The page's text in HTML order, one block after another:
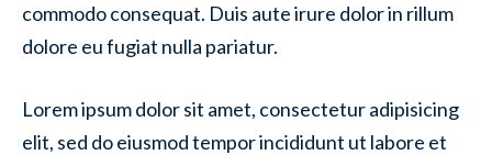
commodo consequat. Duis aute irure dolor in rillum
dolore eu fugiat nulla pariatur.
Lorem ipsum dolor sit amet, consectetur adipisicing
elit, sed do eiusmod tempor incididunt ut labore et